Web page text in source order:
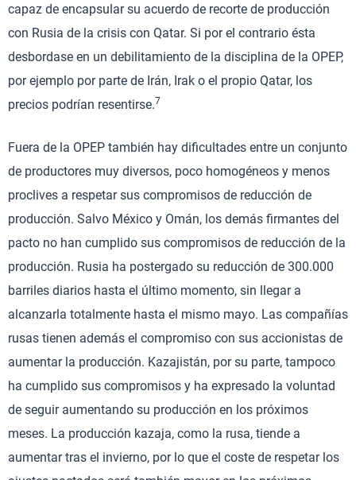
capaz de encapsular su acuerdo de recorte de producción
con Rusia de la crisis con Qatar. Si por el contrario ésta
desbordase en un debilitamiento de la disciplina de la OPEP,
por ejemplo por parte de Irán, Irak o el propio Qatar, los
precios podrían resentirse.7
Fuera de la OPEP también hay dificultades entre un conjunto
de productores muy diversos, poco homogéneos y menos
proclives a respetar sus compromisos de reducción de
producción. Salvo México y Omán, los demás firmantes del
pacto no han cumplido sus compromisos de reducción de la
producción. Rusia ha postergado su reducción de 300.000
barriles diarios hasta el último momento, sin llegar a
alcanzarla totalmente hasta el mismo mayo. Las compañías
rusas tienen además el compromiso con sus accionistas de
aumentar la producción. Kazajistán, por su parte, tampoco
ha cumplido sus compromisos y ha expresado la voluntad
de seguir aumentando su producción en los próximos
meses. La producción kazaja, como la rusa, tiende a
aumentar tras el invierno, por lo que el coste de respetar los